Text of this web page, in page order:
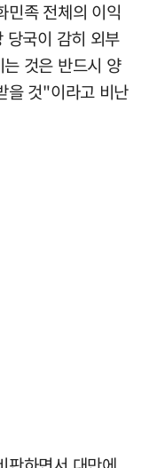
민족 전체의 이익
당국이 감히 외부
것은 반드시 양
을 것"이라고 비난